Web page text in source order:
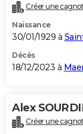
Créer une
Naissance
30/01/1929 à
Décès
18/12/2023 à
Alex
Créer une